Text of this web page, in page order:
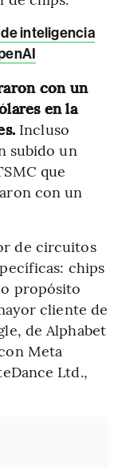
inteligencia
con un
en la
Incluso
subido un
que
con un
de circuitos
chips
propósito
cliente de
de Alphabet
Meta
Ltd.,